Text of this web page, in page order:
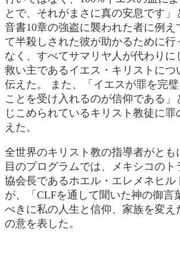
とで、それがまさに真の安息です」
音書10章の強盗に襲われた者に例え
て半殺しされた彼が助かるために行
なく、すべてサマリヤ人が代わりに
救い主であるイエス・キリストにつ
伝えた。 また、「イエスが罪を完
ことを受け入れるのが信仰である」
じこめられているキリスト教徒に
えた。
全世界のキリスト教の指導者がとも
目のプログラムでは、メキシコのト
協会長であるホエル・エレメネヒル
が、「CLFを通して聞いた神の御言
べきに私の人生と信仰、家族を変え
の意を表した。